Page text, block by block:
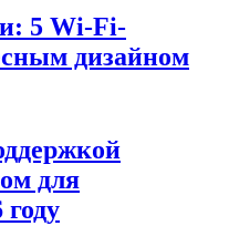
5 Wi-Fi-
дизайном
для